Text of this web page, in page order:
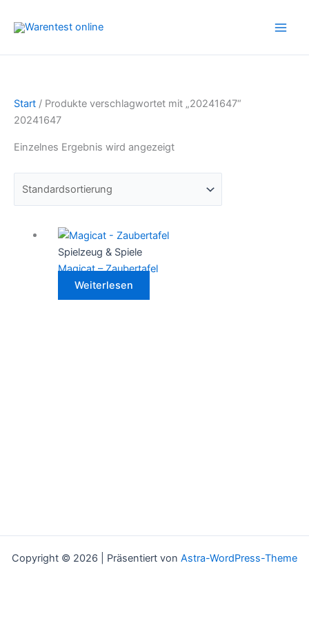
Inhalt
Start / Produkte verschlagwortet mit „20241647“
20241647
Einzelnes Ergebnis wird angezeigt
Spielzeug & Spiele
Magicat – Zaubertafel
Weiterlesen
Copyright © 2026 | Präsentiert von Astra-WordPress-Theme